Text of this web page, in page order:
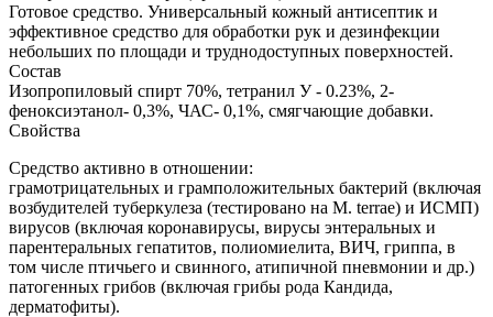
Готовое средство. Универсальный кожный антисептик и
эффективное средство для обработки рук и дезинфекции
небольших по площади и труднодоступных поверхностей.
Состав
Изопропиловый спирт 70%, тетранил У - 0.23%, 2-
феноксиэтанол- 0,3%, ЧАС- 0,1%, смягчающие добавки.
Свойства
Средство активно в отношении:
грамотрицательных и грамположительных бактерий (включая
возбудителей туберкулеза (тестировано на M. terrae) и ИСМП)
вирусов (включая коронавирусы, вирусы энтеральных и
парентеральных гепатитов, полиомиелита, ВИЧ, гриппа, в
том числе птичьего и свинного, атипичной пневмонии и др.)
патогенных грибов (включая грибы рода Кандида,
дерматофиты).